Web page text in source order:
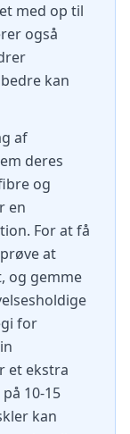
med op til
også
kan
af
deres
og
en
For at få
at
og gemme
for
et ekstra
10-15
kan